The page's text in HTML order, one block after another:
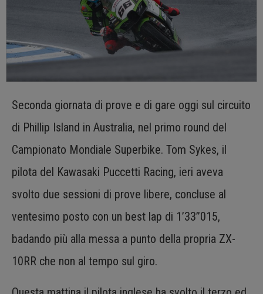
Seconda giornata di prove e di gare oggi sul circuito
di Phillip Island in Australia, nel primo round del
Campionato Mondiale Superbike. Tom Sykes, il
pilota del Kawasaki Puccetti Racing, ieri aveva
svolto due sessioni di prove libere, concluse al
ventesimo posto con un best lap di 1’33”015,
badando più alla messa a punto della propria ZX-
10RR che non al tempo sul giro.